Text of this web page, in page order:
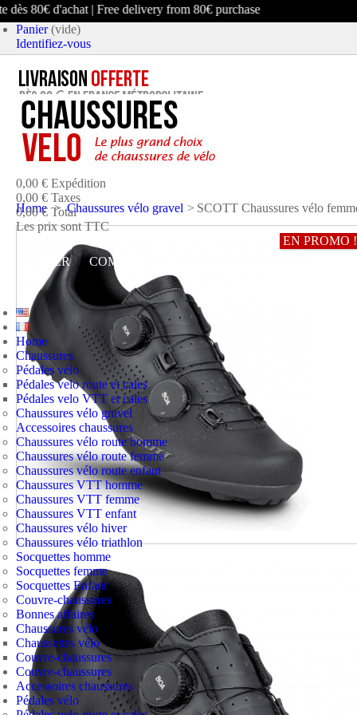
80€ d'achat | Free delivery from 80€ purchase
Panier (vide)
Identifiez-vous
article (vide)
Aucun produit
0,00 € Expédition
0,00 € Taxes
0,00 € Total
Les prix sont TTC
PANIER COMMANDER ET PAYER
Home
Chaussures
Pédales vélo
Pédales velo route et cales
Pédales velo VTT et cales
Chaussures vélo gravel
Accessoires chaussures
Chaussures vélo route homme
Chaussures vélo route femme
Chaussures vélo route enfant
Chaussures VTT homme
Chaussures VTT femme
Chaussures VTT enfant
Chaussures vélo hiver
Chaussures vélo triathlon
Socquettes homme
Socquettes femme
Socquettes Enfant
Couvre-chaussures
Bonnes affaires
Chaussures vélo
Chaussettes vélo
Couvre-chaussures
Couvre-chaussures
Accessoires chaussures
Pédales vélo
Home > Chaussures vélo gravel > SCOTT Chaussures vélo
EN PROMO !